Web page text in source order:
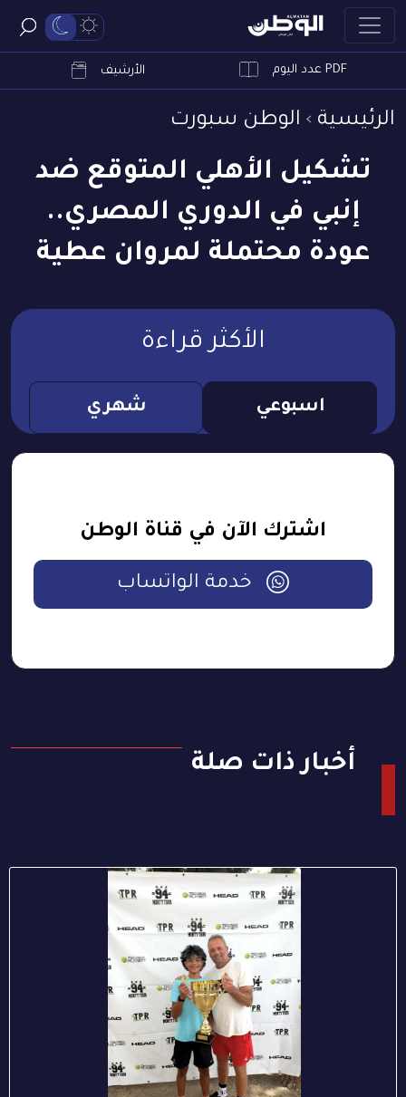
PDF عدد اليوم الأرشيف
الرئيسية الوطن سبورت
تشكيل الأهلي المتوقع ضد
إنبي في الدوري المصري..
عودة محتملة لمروان عطية
الأكثر قراءة
اسبوعي شهري
اشترك الآن في قناة الوطن
خدمة الواتساب
أخبار ذات صلة